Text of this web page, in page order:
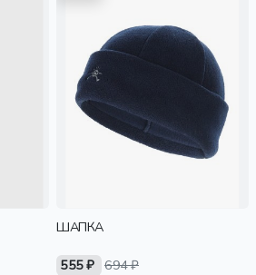
ШАПКА
555 ₽ 694 ₽